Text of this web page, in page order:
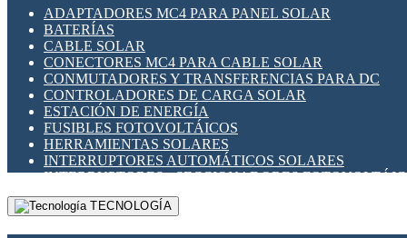
ADAPTADORES MC4 PARA PANEL SOLAR
BATERÍAS
CABLE SOLAR
CONECTORES MC4 PARA CABLE SOLAR
CONMUTADORES Y TRANSFERENCIAS PARA DC
CONTROLADORES DE CARGA SOLAR
ESTACIÓN DE ENERGÍA
FUSIBLES FOTOVOLTÁICOS
HERRAMIENTAS SOLARES
INTERRUPTORES AUTOMÁTICOS SOLARES
INTERRUPTORES - SECCIONADORES
MONTAJE PANEL SOLAR
PORTA FUSIBLES Y SECCIONADORES
TECNOLOGÍA